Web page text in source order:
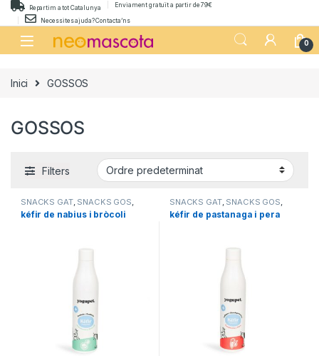
Skip to navigation
Skip to content
Repartim a tot Catalunya Enviament gratuït a partir de 79€
Necessites ajuda? Contacta’ns
0
Inici GOSSOS
GOSSOS
Filters
SNACKS GAT, SNACKS GOS
SUPLEMENTS GAT ,
SUPLEMENTS GOS
kéfir de nabius i bròcoli
SNACKS GAT, SNACKS GOS
SUPLEMENTS GAT
SUPLEMENTS GOS
kéfir de pastanaga i pera